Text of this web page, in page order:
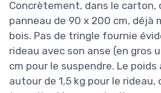
Concrètement, dans le carton,
panneau de 90 x 200 cm, déjà
bois. Pas de tringle fournie
rideau avec son anse (en gros
cm pour le suspendre. Le
autour de 1,5 kg pour le rideau,